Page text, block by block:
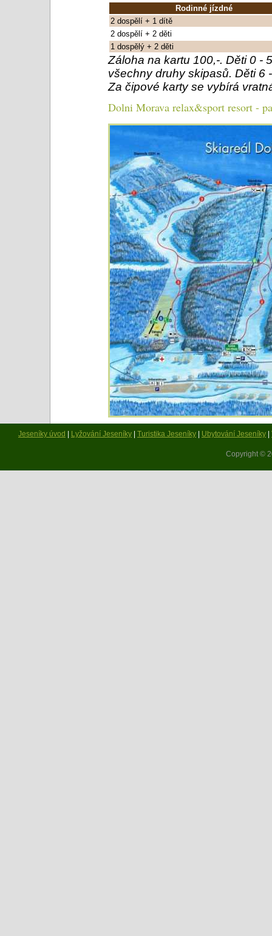
Rodinné jízdné
2 dospělí + 1 dítě
2 dospělí + 2 děti
1 dospělý + 2 děti
Záloha na kartu 100,-. Děti 0 -
všechny druhy skipasů. Děti 6
Za čipové karty se vybírá
Dolni Morava relax&sport resort -
Jeseníky úvod Lyžování Jeseníky Turistika Jeseníky Ubytování Jeseníky
Copyright ©